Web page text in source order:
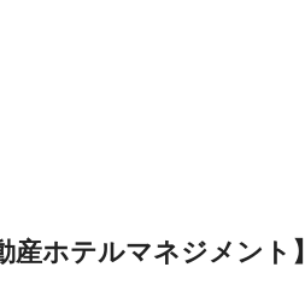
ホテルマネジメント】